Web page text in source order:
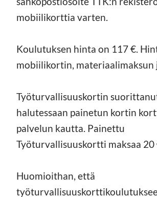
mobiilikorttia varten.
Koulutuksen hinta on 117 €.
mobiilikortin, materiaalimaksun
Työturvallisuuskortin
halutessaan painetun kortin
palvelun kautta. Painettu
Työturvallisuuskortti maksaa 20
Huomioithan, että